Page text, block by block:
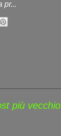
pr...
più vecchio